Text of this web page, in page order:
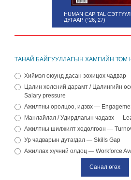
HUMAN CAPITAL СЭТГҮҮЛ.
ДУГААР. (¹26, 27)
ТАНАЙ БАЙГУУЛЛАГЫН ХАМГИЙН ТОМ
Хиймэл оюунд дасан зохицох чадвар
Цалин хөлсний дарамт / Цалингийн
Salary pressure
Ажилтны оролцоо, идэвх —
Манлайлал / Удирдлагын чадавх —
Ажилтны шилжилт хөдөлгөөн —
Ур чадварын дутагдал — Skills Gap
Ажиллах хүчний олдоц — Workforce